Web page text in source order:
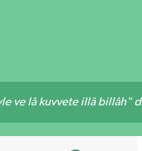
ve lâ kuvvete illâ billâh"